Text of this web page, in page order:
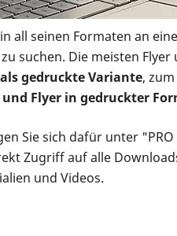
all seinen Formaten an
suchen. Die meisten
gedruckte Variante,
Flyer in gedruckter
Sie sich dafür unter "PRO
Zugriff auf alle
und Videos.